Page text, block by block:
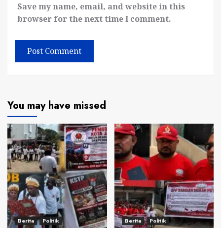
Save my name, email, and website in this
browser for the next time I comment.
You may have missed
Berita Politik Berita Politik